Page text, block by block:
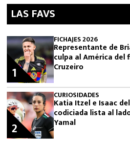
LAS FAVS
FICHAJES 2026
Representante de
culpa al América del
Cruzeiro
1
CURIOSIDADES
Katia Itzel e Isaac
codiciada lista al
Yamal
2